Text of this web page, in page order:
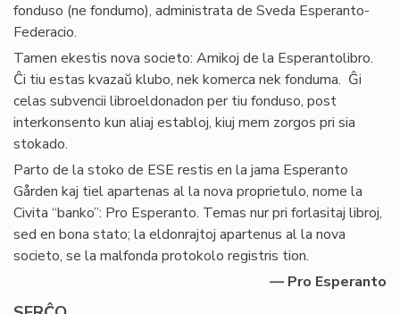
fonduso (ne fondumo), administrata de Sveda Esperanto-
Federacio.
Tamen ekestis nova societo: Amikoj de la Esperantolibro.
Ĉi tiu estas kvazaŭ klubo, nek komerca nek fonduma. Ĝi
celas subvencii libroeldonadon per tiu fonduso, post
interkonsento kun aliaj establoj, kiuj mem zorgos pri sia
stokado.
Parto de la stoko de ESE restis en la jama Esperanto
Gården kaj tiel apartenas al la nova proprietulo, nome la
Civita “banko”: Pro Esperanto. Temas nur pri forlasitaj libroj,
sed en bona stato; la eldonrajtoj apartenus al la nova
societo, se la malfonda protokolo registris tion.
— Pro Esperanto